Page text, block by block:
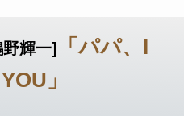
輝一]
「パパ、I
」